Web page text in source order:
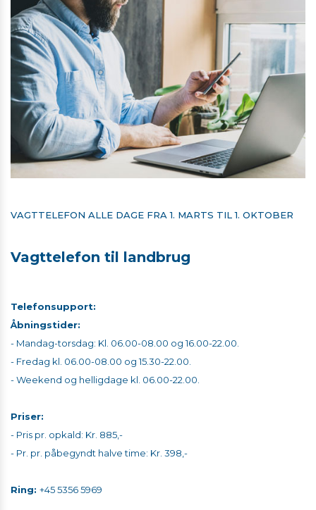
VAGTTELEFON ALLE DAGE FRA 1. MARTS TIL 1. OKTOBER
Vagttelefon til landbrug
Telefonsupport​:
Åbningstider:
- Mandag-torsdag: Kl. 06.00-08.00 og 16.00-22.00.
- Fredag kl. 06.00-08.00 og 15.30-22.00.
- Weekend og helligdage kl. 06.00-22.00.
Priser:
​​​​​​​- Pris pr. opkald: Kr. 885,-
- Pr. pr. påbegyndt halve time: Kr. 398,-
Ring: +45 5356 5969